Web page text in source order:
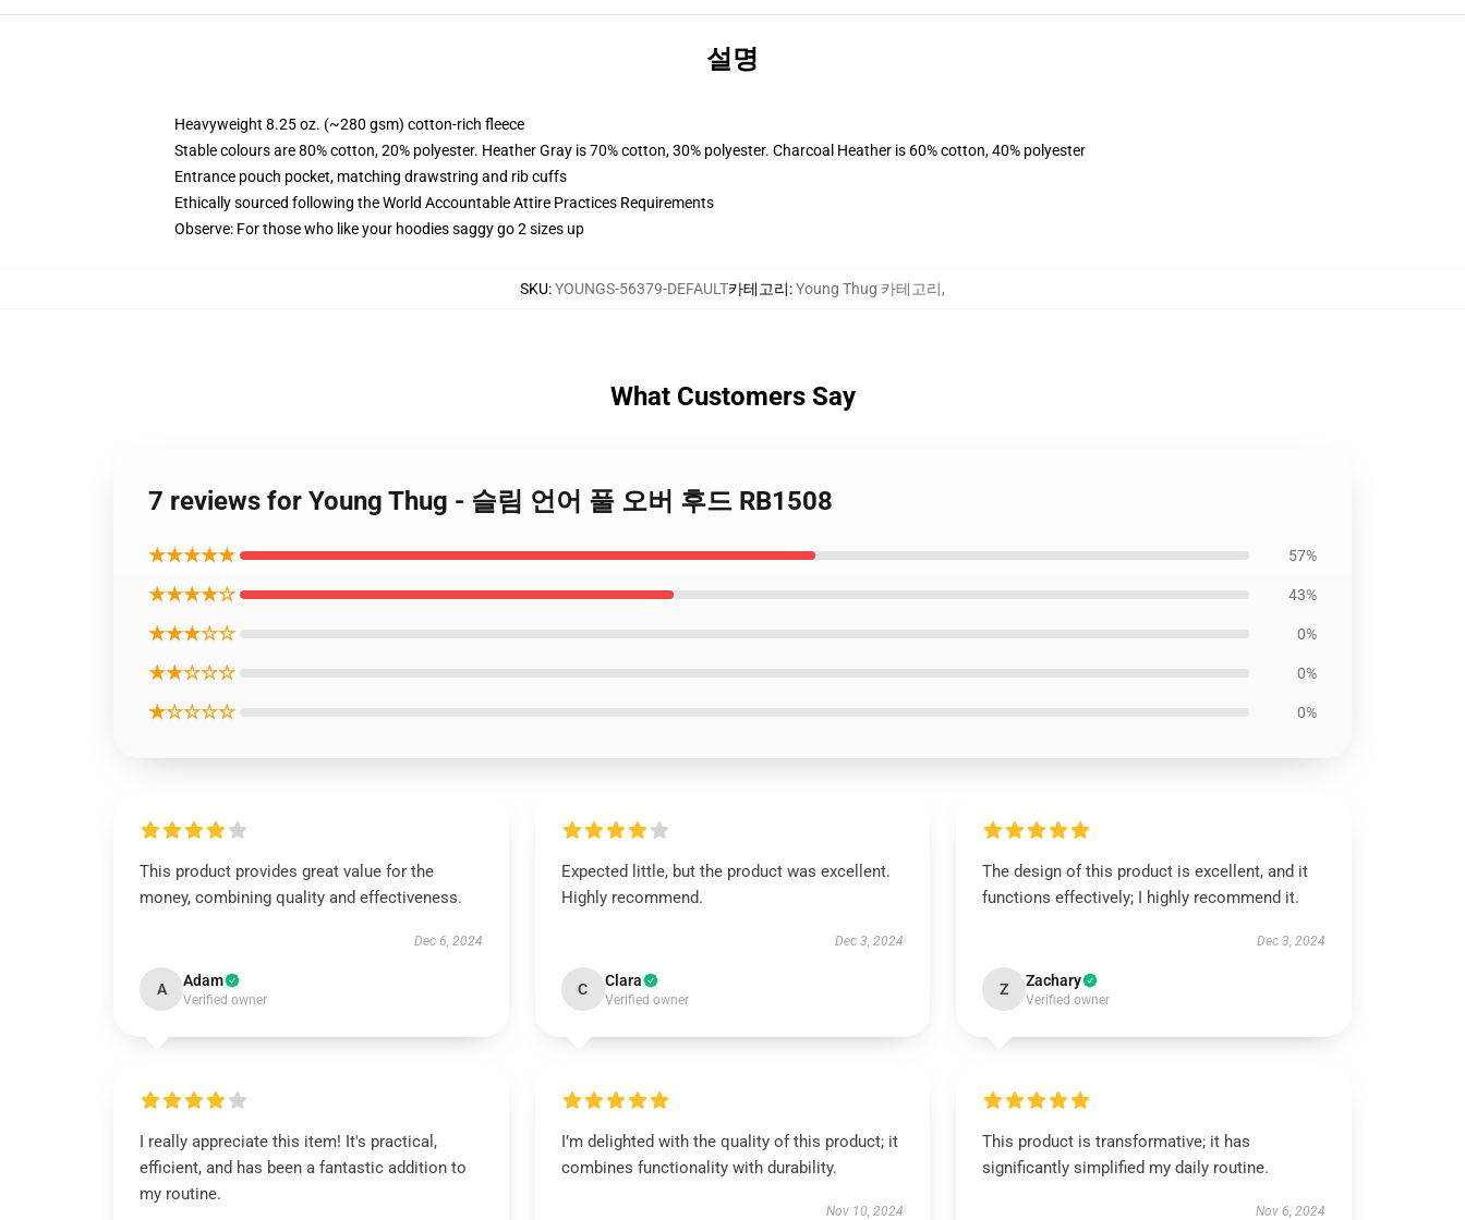
설명
Heavyweight 8.25 oz. (~280 gsm) cotton-rich fleece
Stable colours are 80% cotton, 20% polyester. Heather Gray is 70% cotton, 30% polyester. Charcoal Heather is 60% cotton, 40% polyester
Entrance pouch pocket, matching drawstring and rib cuffs
Ethically sourced following the World Accountable Attire Practices Requirements
Observe: For those who like your hoodies saggy go 2 sizes up
SKU:YOUNGS-56379-DEFAULT카테고리:Young Thug 카테고리,
What Customers Say
7 reviews for Young Thug - 슬림 언어 풀 오버 후드 RB1508
★★★★★ 57%
★★★★☆ 43%
★★★☆☆ 0%
★★☆☆☆ 0%
★☆☆☆☆ 0%
This product provides great value for the
money, combining quality and effectiveness.
Dec 6, 2024
A Adam
Verified owner
Expected little, but the product was excellent.
Highly recommend.
Dec 3, 2024
C Clara
Verified owner
The design of this product is excellent, and it
functions effectively; I highly recommend it.
Dec 3, 2024
Z Zachary
Verified owner
I really appreciate this item! It's practical,
efficient, and has been a fantastic addition to
my routine.
I’m delighted with the quality of this product; it
combines functionality with durability.
Nov 10, 2024
This product is transformative; it has
significantly simplified my daily routine.
Nov 6, 2024